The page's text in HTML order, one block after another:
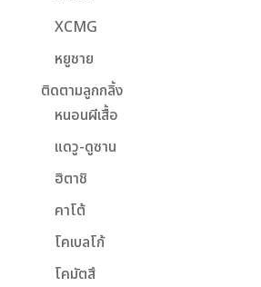
XCMG
หยูชาย
ติดตามลูกกลิ้ง
หนอนผีเสื้อ
แดวู-ดูซาน
ฮิตาชิ
คาโต้
โคเบลโก้
โคมัตสึ